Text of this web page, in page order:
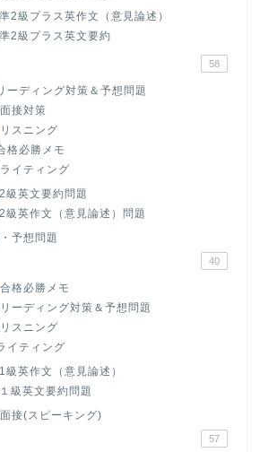
2級プラス英作文（意見論述）
2級プラス英文要約
58
ーディング対策＆予想問題
接対策
スニング
格必勝メモ
イティング
級英文要約問題
級英作文（意見論述）問題
予想問題
40
格必勝メモ
ーディング対策＆予想問題
スニング
イティング
級英作文（意見論述）
級英文要約問題
接(スピーキング)
57